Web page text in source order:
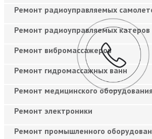
Ремонт радиоуправляемых
Ремонт радиоуправляемых катеров
Ремонт вибромассажеров
Ремонт гидромассажных ванн
Ремонт медицинского оборудования
Ремонт электроники
Ремонт промышленного